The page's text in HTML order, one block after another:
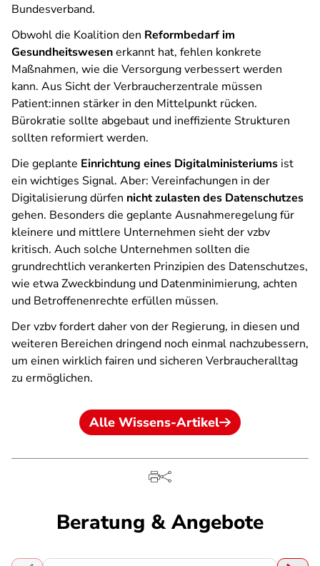
Bundesverband.
Obwohl die Koalition den Reformbedarf im
Gesundheitswesenerkannt hat, fehlen konkrete
Maßnahmen, wie die Versorgung verbessert werden
kann. Aus Sicht der Verbraucherzentrale müssen
Patient:innen stärker in den Mittelpunkt rücken.
Bürokratie sollte abgebaut und ineffiziente Strukturen
sollten reformiert werden.
Die geplante Einrichtung eines Digitalministeriums ist
ein wichtiges Signal. Aber: Vereinfachungen in der
Digitalisierung dürfen nicht zulasten des Datenschutzes
gehen. Besonders die geplante Ausnahmeregelung für
kleinere und mittlere Unternehmen sieht der vzbv
kritisch. Auch solche Unternehmen sollten die
grundrechtlich verankerten Prinzipien des Datenschutzes,
wie etwa Zweckbindung und Datenminimierung, achten
und Betroffenenrechte erfüllen müssen.
Der vzbv fordert daher von der Regierung, in diesen und
weiteren Bereichen dringend noch einmal nachzubessern,
um einen wirklich fairen und sicheren Verbraucheralltag
zu ermöglichen.
Alle Wissens-Artikel
Beratung & Angebote